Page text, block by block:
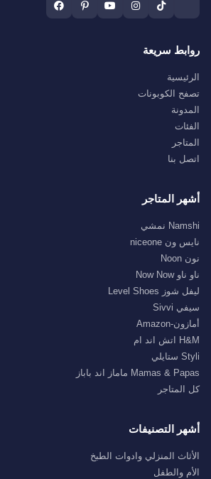
روابط سريعة
الرئيسية
تصفح الكوبونات
المدونة
الفئات
المتاجر
اتصل بنا
أشهر المتاجر
Namshi نمشي
نايس ون niceone
نون Noon
ناو ناو Now Now
ليفل شوز Level Shoes
سيفي Sivvi
أمازون-Amazon
H&M اتش اند ام
Styli ستايلي
Mamas & Papas ماماز اند باباز
كل المتاجر
أشهر التصنيفات
الأثاث المنزلي وادوات الطبخ
الأم والطفل